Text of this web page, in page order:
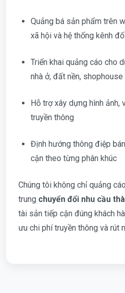
Quảng bá sản phẩm trên
xã hội và hệ thống kênh
Triển khai quảng cáo cho
nhà ở, đất nền, shophouse
Hỗ trợ xây dựng hình ảnh,
truyền thông
Định hướng thông điệp
cận theo từng phân khúc
Chúng tôi không chỉ quảng
trung chuyển đổi nhu cầu
tài sản tiếp cận đúng khách
ưu chi phí truyền thông và rút